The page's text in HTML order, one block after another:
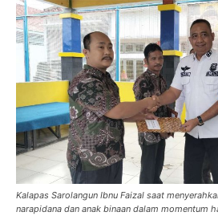
Kalapas Sarolangun Ibnu Faizal saat
narapidana dan anak binaan dalam momentum